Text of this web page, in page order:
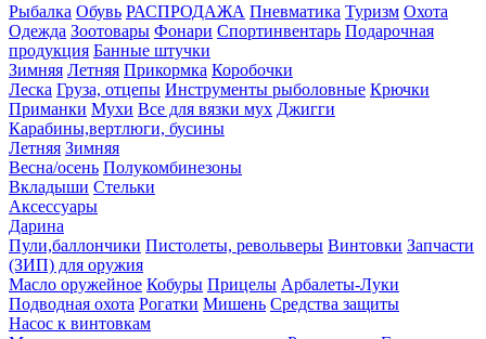
Рыбалка Обувь РАСПРОДАЖА Пневматика Туризм Охота
Одежда Зоотовары Фонари Спортинвентарь Подарочная
продукция Банные штучки
Зимняя Летняя Прикормка Коробочки
Леска Груза, отцепы Инструменты рыболовные Крючки
Приманки Мухи Все для вязки мух Джигги
Карабины,вертлюги, бусины
Летняя Зимняя
Весна/осень Полукомбинезоны
Вкладыши Стельки
Аксессуары
Дарина
Пули,баллончики Пистолеты, револьверы Винтовки Запчасти
(ЗИП) для оружия
Масло оружейное Кобуры Прицелы Арбалеты-Луки
Подводная охота Рогатки Мишень Средства защиты
Насос к винтовкам